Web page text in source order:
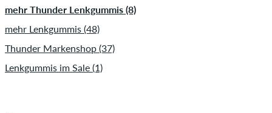
mehr Thunder Lenkgummis (8)
mehr Lenkgummis (48)
Thunder Markenshop (37)
Lenkgummis im Sale (1)